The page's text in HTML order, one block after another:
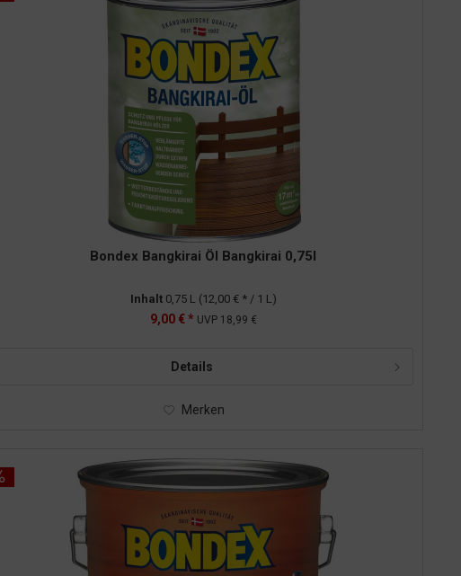
Bondex Bangkirai Öl Bangkirai 0,75l
Inhalt 0,75 L (12,00 € * / 1 L)
9,00 € * UVP 18,99 €
Details
Merken